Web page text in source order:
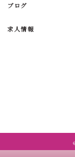
ブログ
求人情報